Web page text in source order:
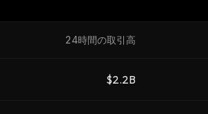
24時間の取引高
$2.2B